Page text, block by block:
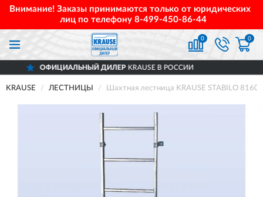
Внимание! Заказы принимаются только от юридических
лиц по телефону 8-499-450-86-44
0 0
ДИЛЕРKRAUSE В РОССИИ
KRAUSE ЛЕСТНИЦЫ Шахтная лестница KRAUSE STABILO